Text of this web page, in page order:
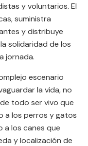
y voluntarios. El
suministra
y distribuye
solidaridad de los
jornada.
escenario
la vida, no
todo ser vivo que
a los perros y gatos
a los canes que
y localización de